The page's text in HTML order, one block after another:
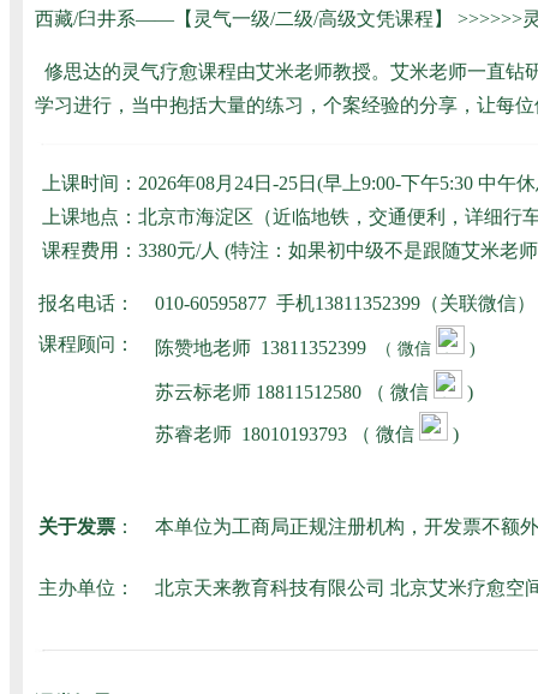
西藏/臼井系——【灵气一级/二级/高级文凭课程】 >>>>>>
修思达的灵气疗愈课程由艾米老师教授。艾米老师一直
学习进行，当中抱括大量的练习，个案经验的分享，让每
上课时间： 2026年08月24日-25日(早上9:00-下午5:30 中午
上课地点： 北京市海淀区（近临地铁，交通便利，详细行
课程费用： 3380元/人 (特注：如果初中级不是跟随艾米老
报名电话：
010-60595877 手机13811352399（关联微信
课程顾问：
陈赞地老师 13811352399 （ 微信 )
苏云标老师 18811512580 （ 微信 )
苏睿老师 18010193793 （ 微信 )
关于发票 ： 本单位为工商局正规注册机构，开发票不额
主办单位： 北京天来教育科技有限公司 北京艾米疗愈空